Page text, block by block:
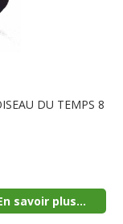
DU TEMPS 8
savoir plus...